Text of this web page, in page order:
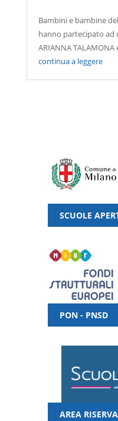
Bambini e bambine
hanno partecipato ad
ARIANNA TALAMONA
continua a leggere
SCUOLE
PON - PNSD
AREA